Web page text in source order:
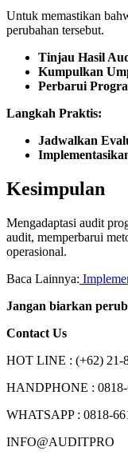
Untuk memastikan
perubahan tersebut.
Tinjau Hasil
Kumpulkan
Perbarui
Langkah Praktis:
Jadwalkan
Kesimpulan
Mengadaptasi audit
audit, memperbarui
operasional.
Baca Lainnya:
Jangan biarkan
Contact Us
HOT LINE : (+62) 21-
HANDPHONE : 0818-
WHATSAPP : 0818-
INFO@AUDITPRO